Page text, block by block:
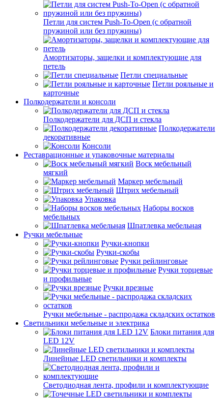
Петли для систем Push-To-Open (с обратной
пружиной или без пружины)
Амортизаторы, защелки и комплектующие для
петель
Петли специальные
Петли рояльные и
карточные
Полкодержатели и консоли
Полкодержатели для ДСП и стекла
Полкодержатели
декоративные
Консоли
Реставрационные и упаковочные материалы
Воск мебельный
мягкий
Маркер мебельный
Штрих мебельный
Упаковка
Наборы восков
мебельных
Шпатлевка мебельная
Ручки мебельные
Ручки-кнопки
Ручки-скобы
Ручки рейлинговые
Ручки торцевые
и профильные
Ручки врезные
Ручки мебельные - распродажа складских остатков
Светильники мебельные и электрика
Блоки питания для
LED 12V
Линейные LED светильники и комплекты
Светодиодная лента, профили и комплектующие